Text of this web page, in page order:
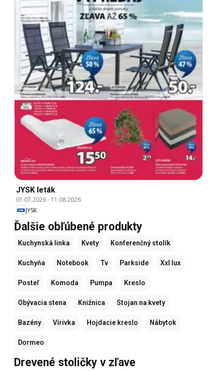
JYSK leták
01.07.2026- 11.08.2026
JYSK
Ďalšie obľúbené produkty
Kuchynská linka Kvety Konferenčný stolík
Kuchyňa Notebook Tv Parkside Xxl lux
Posteľ Komoda Pumpa Kreslo
Obývacia stena Knižnica Stojan na kvety
Bazény Vírivka Hojdacie kreslo Nábytok
Dormeo
Drevené stoličky v zľave